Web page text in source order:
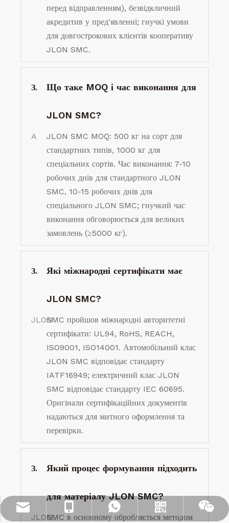
перед відправленням), безвідкличний
акредитив у пред'явленні; гнучкі умови
для довгострокових клієнтів кооперативу
JLON SMC.
З. Що таке MOQ і час виконання для
JLON SMC?
A
JLON SMC MOQ: 500 кг на сорт для
стандартних типів, 1000 кг для
спеціальних сортів. Час виконання: 7-10
робочих днів для стандартного JLON
SMC, 10-15 робочих днів для
спеціального JLON SMC; гнучкий час
виконання обговорюється для великих
замовлень (≥5000 кг).
З. Які міжнародні сертифікати має
JLON SMC?
JLONSMC пройшов міжнародні авторитетні
сертифікати: UL94, RoHS, REACH,
ISO9001, ISO14001. Автомобільний клас
JLON SMC відповідає стандарту
IATF16949; електричний клас JLON
SMC відповідає стандарту IEC 60695.
Оригінали сертифікаційних документів
надаються для митного оформлення та
перевірки.
З. Який процес формування підходить
для матеріалу JLON SMC?
JLONSMC в основному обробляється методом
info@jloncomposite.com
+86 19306129712
+86 19306129712
WhatsApp
Wechat